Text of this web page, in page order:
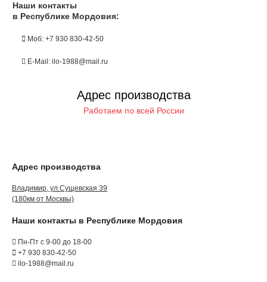
Наши контакты
в Республике Мордовия:
Моб: +7 930 830-42-50
E-Mail: ilo-1988@mail.ru
Адрес производства
Работаем по всей России
Адрес производства
Владимир, ул.Сущевская 39
(180км от Москвы)
Наши контакты в Республике Мордовия
Пн-Пт с 9-00 до 18-00
+7 930 830-42-50
ilo-1988@mail.ru